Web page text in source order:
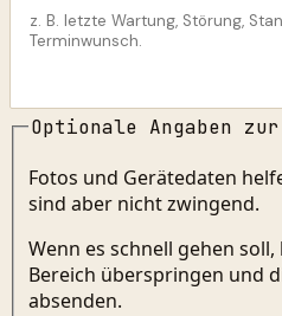
Optionale Angaben
Fotos und Gerätedaten
sind aber nicht zwingend.
Wenn es schnell gehen
Bereich überspringen und
absenden.